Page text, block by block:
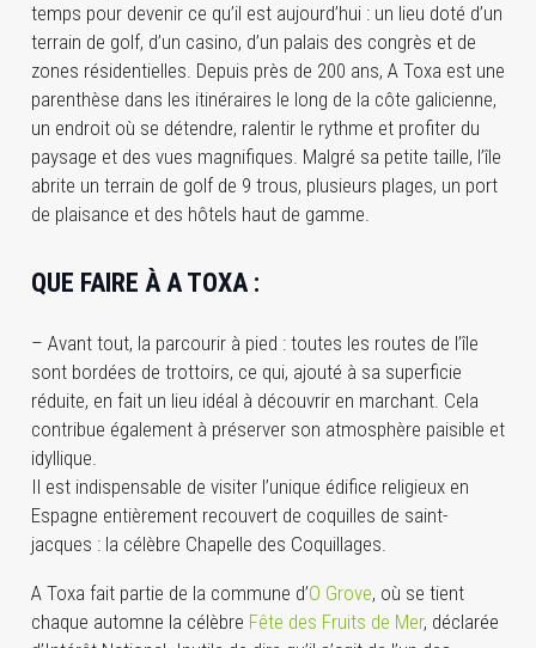
temps pour devenir ce qu’il est aujourd’hui : un lieu doté d’un
terrain de golf, d’un casino, d’un palais des congrès et de
zones résidentielles. Depuis près de 200 ans, A Toxa est une
parenthèse dans les itinéraires le long de la côte galicienne,
un endroit où se détendre, ralentir le rythme et profiter du
paysage et des vues magnifiques. Malgré sa petite taille, l’île
abrite un terrain de golf de 9 trous, plusieurs plages, un port
de plaisance et des hôtels haut de gamme.
QUE FAIRE À A TOXA :
– Avant tout, la parcourir à pied : toutes les routes de l’île
sont bordées de trottoirs, ce qui, ajouté à sa superficie
réduite, en fait un lieu idéal à découvrir en marchant. Cela
contribue également à préserver son atmosphère paisible et
idyllique.
Il est indispensable de visiter l’unique édifice religieux en
Espagne entièrement recouvert de coquilles de saint-
jacques : la célèbre Chapelle des Coquillages.
A Toxa fait partie de la commune d’O Grove, où se tient
chaque automne la célèbre Fête des Fruits de Mer, déclarée